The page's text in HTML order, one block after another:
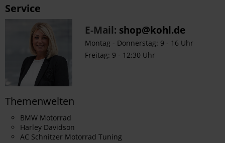
L
26,67cm
29,21cm
3XL
31,75cm
Kappen und Mützen
Fitted
Service
E-Mail: shop@kohl.de
Montag - Donnerstag: 9 - 16 Uhr
Freitag: 9 - 12:30 Uhr
Themenwelten
BMW Motorrad
Harley Davidson
AC Schnitzer Motorrad Tuning